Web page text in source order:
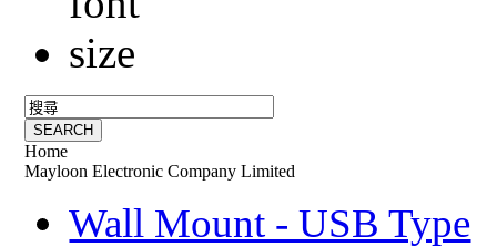
Home
Mayloon Electronic Company Limited
Wall Mount - USB Type